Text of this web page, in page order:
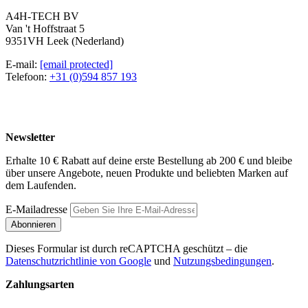
A4H-TECH BV
Van 't Hoffstraat 5
9351VH Leek (Nederland)
E-mail: [email protected]
Telefoon: +31 (0)594 857 193
Newsletter
Erhalte 10 € Rabatt auf deine erste Bestellung ab 200 € und bleibe
über unsere Angebote, neuen Produkte und beliebten Marken auf
dem Laufenden.
E-Mailadresse
Abonnieren
Dieses Formular ist durch reCAPTCHA geschützt – die
Datenschutzrichtlinie von Google und Nutzungsbedingungen.
Zahlungsarten